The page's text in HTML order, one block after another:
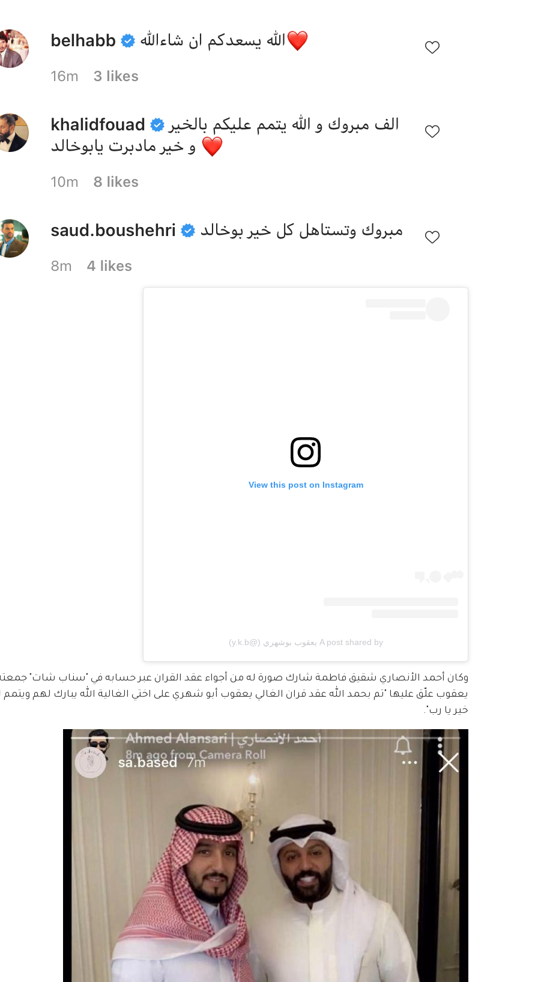
View this post on Instagram
A post shared by يعقوب بوشهري (@y.k.b)
وكان أحمد الأنصاري شقيق فاطمة شارك صورة له من أجواء عقد القران عبر حسابه في "سناب شات"
يعقوب علّق عليها "تم بحمد الله عقد قران الغالي يعقوب أبو شهري على اختي الغالية الله يبارك لهم
خير يا رب".